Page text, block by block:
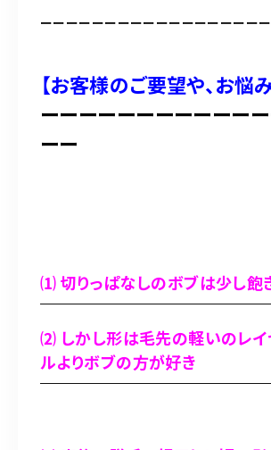
ーーーーーーーーーーーーーーーーーー
【お客様のご要望や、お悩み
ーーーーーーーーーーー
ーー
⑴ 切りっぱなしのボブは少し飽
⑵ しかし形は毛先の軽いのレイ
ルよりボブの方が好き